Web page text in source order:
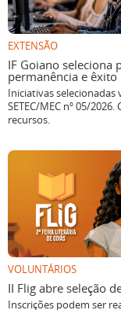
EXTENSÃO
IF Goiano seleciona
permanência e êxito
Iniciativas
SETEC/MEC nº 05/
recursos.
VOLUNTÁRIOS
II Flig abre seleção
Inscrições podem ser